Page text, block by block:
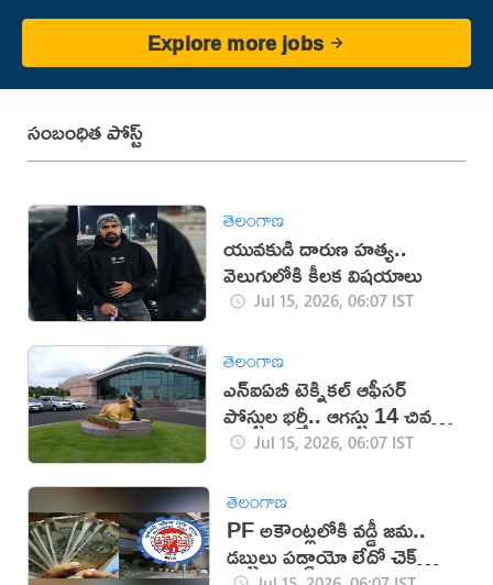
Explore more jobs
సంబంధిత పోస్ట్
తెలంగాణ
యువకుడి దారుణ హత్య..
వెలుగులోకి కీలక విషయాలు
Jul 15, 2026, 06:07 IST
తెలంగాణ
ఎన్ఐఏబీ టెక్నికల్ ఆఫీసర్
పోస్టుల భర్తీ.. ఆగస్టు 14 చివరి
తేదీ Jul 15, 2026, 06:07 IST
తెలంగాణ
PF అకౌంట్లలోకి వడ్డీ జమ..
డబ్బులు పడ్డాయో లేదో చెక్